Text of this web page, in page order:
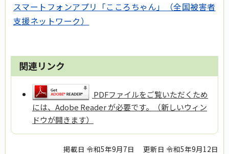
スマートフォンアプリ「こころちゃん」（全国被害者
支援ネットワーク）
関連リンク
PDFファイルをご覧いただくため
には、Adobe Reader が必要です。（新しいウィン
ドウが開きます）
掲載日 令和5年9月7日 更新日 令和5年9月12日